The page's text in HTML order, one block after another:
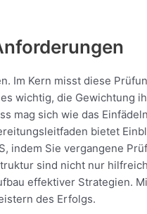
Im Kern misst diese
wichtig, die Gewichtung
mag sich wie das
bietet
indem Sie vergangene
sind nicht nur
effektiver Strategien.
des Erfolgs.